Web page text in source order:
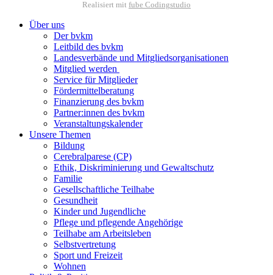
Realisiert mit fube Codingstudio
Über uns
Der bvkm
Leitbild des bvkm
Landesverbände und Mitgliedsorganisationen
Mitglied werden
Service für Mitglieder
Fördermittelberatung
Finanzierung des bvkm
Partner:innen des bvkm
Veranstaltungskalender
Unsere Themen
Bildung
Cerebralparese (CP)
Ethik, Diskriminierung und Gewaltschutz
Familie
Gesellschaftliche Teilhabe
Gesundheit
Kinder und Jugendliche
Pflege und pflegende Angehörige
Teilhabe am Arbeitsleben
Selbstvertretung
Sport und Freizeit
Wohnen